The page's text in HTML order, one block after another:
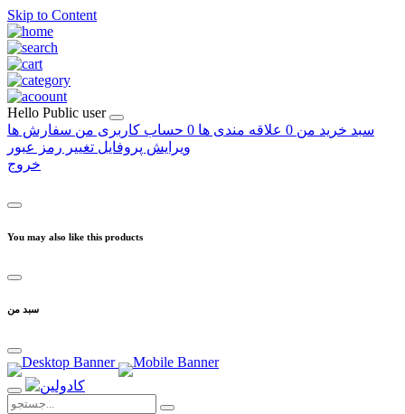
Skip to Content
Hello Public user
سبد خرید من 0 علاقه مندی ها 0 حساب کاربری من سفارش ها
ویرایش پروفایل تغییر رمز عبور
خروج
You may also like this products
سبد من